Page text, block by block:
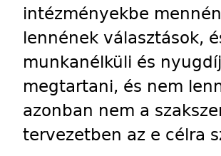
intézményekbe
lennének választások,
munkanélküli és
megtartani, és nem
azonban nem a
tervezetben az e célra